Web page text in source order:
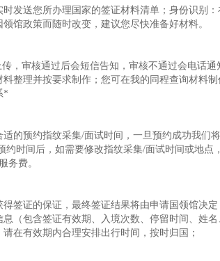
发送您所办理国家的签证材料清单；身份识别
馆政策而随时改变，建议您尽快准备好材料。
，审核通过后会短信告知，审核不通过会电话
整理并按要求制作；您可在我的同程查询材料
*
的预约指纹采集/面试时间，一旦预约成功我们
时间后，如需要修改指纹采集/面试时间或地点
务费。
签证的保证，最终签证结果将由申请国领馆决定
（包含签证有效期、入境次数、停留时间、姓
在有效期内合理安排出行时间，按时归国；